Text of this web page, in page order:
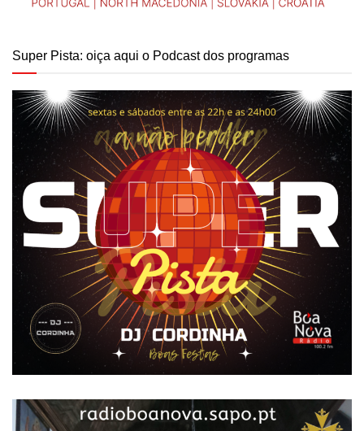
Super Pista: oiça aqui o Podcast dos programas